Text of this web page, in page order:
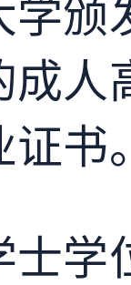
学颁
成人
书。
士学